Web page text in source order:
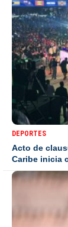
DEPORTES
Acto de
Caribe inicia